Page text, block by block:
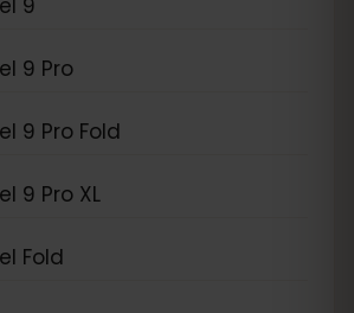
9 Pro
9 Pro Fold
9 Pro XL
Fold